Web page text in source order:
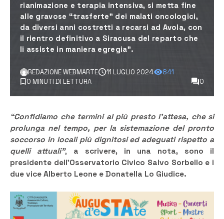
rianimazione e terapia intensiva, si metta fine
alle gravose “trasferte” dei malati oncologici,
da diversi anni costretti a recarsi ad Avola, con
il rientro definitivo a Siracusa del reparto che
li assiste in maniera egregia”.
REDAZIONE WEBMARTE 11 LUGLIO 2024
841
0 MINUTI DI LETTURA
0
“Confidiamo che termini al più presto l’attesa, che si
prolunga nel tempo, per la sistemazione del pronto
soccorso in locali più dignitosi ed adeguati rispetto a
quelli attuali”, a scrivere, in una nota, sono il
presidente dell’Osservatorio Civico Salvo Sorbello e i
due vice Alberto Leone e Donatella Lo Giudice.